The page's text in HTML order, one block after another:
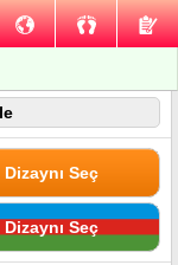
Dizaynı Seç
Dizaynı Seç